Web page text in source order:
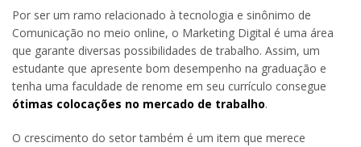
Por ser um ramo relacionado à tecnologia e sinônimo de
Comunicação no meio online, o Marketing Digital é uma área
que garante diversas possibilidades de trabalho. Assim, um
estudante que apresente bom desempenho na graduação e
tenha uma faculdade de renome em seu currículo consegue
ótimas colocações no mercado de trabalho.
O crescimento do setor também é um item que merece